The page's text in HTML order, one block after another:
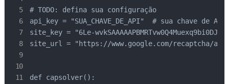
# TODO: defina sua configuração
api_key = "SUA_CHAVE_DE_API"  # sua chave de
site_key = "6Le-
site_url = "https://www.google.com/recaptcha/
def capsolver():